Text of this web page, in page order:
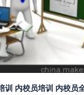
训 内校员培训 内校员